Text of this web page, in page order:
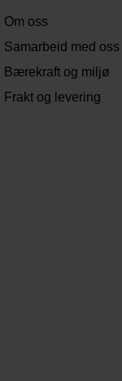
Om oss
Samarbeid med oss
Bærekraft og miljø
Frakt og levering